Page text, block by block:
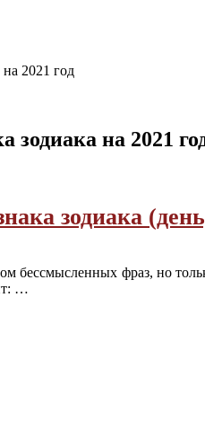
на 2021 год
зодиака на 2021
зодиака
бессмысленных фраз, но
…